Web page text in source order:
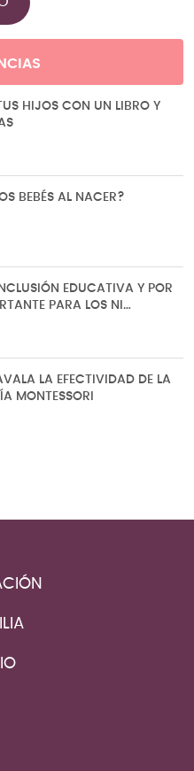
HIJOS CON UN LIBRO Y
BEBÉS AL NACER?
EDUCATIVA Y POR
PARA LOS NI…
LA EFECTIVIDAD DE LA
MONTESSORI